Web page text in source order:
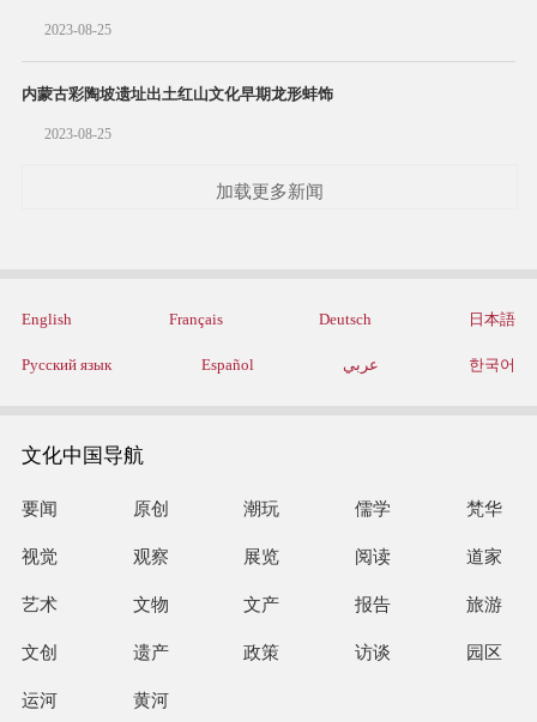
2023-08-25
内蒙古彩陶坡遗址出土红山文化早期龙形蚌饰
2023-08-25
加载更多新闻
English Français Deutsch 日本語
Русский язык Español عربي 한국어
文化中国导航
要闻 原创 潮玩 儒学 梵华
视觉 观察 展览 阅读 道家
艺术 文物 文产 报告 旅游
文创 遗产 政策 访谈 园区
运河 黄河